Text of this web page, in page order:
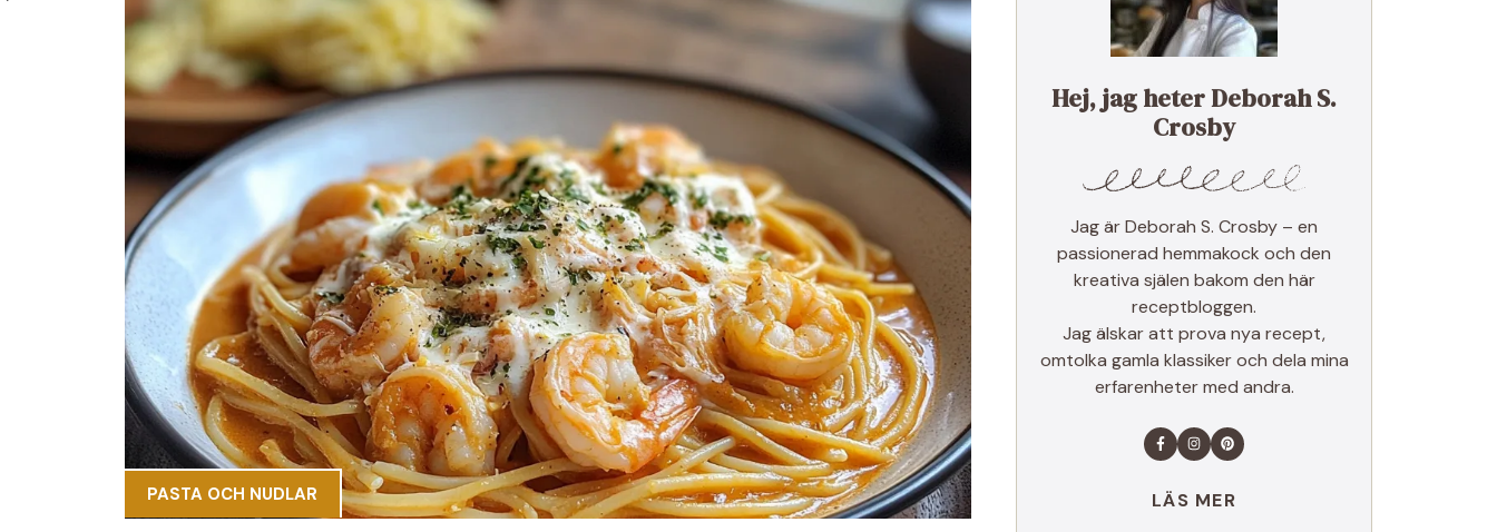
PASTA OCH NUDLAR
Hej, jag heter Deborah S.
Crosby
Jag är Deborah S. Crosby – en
passionerad hemmakock och den
kreativa själen bakom den här
receptbloggen.
Jag älskar att prova nya recept,
omtolka gamla klassiker och dela mina
erfarenheter med andra.
LÄS MER